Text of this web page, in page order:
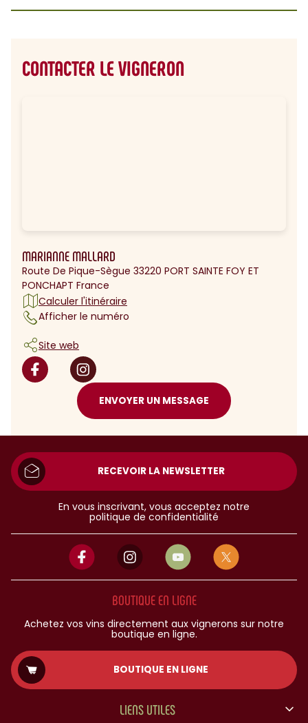
CONTACTER LE VIGNERON
MARIANNE MALLARD
Route De Pique-Sègue 33220 PORT SAINTE FOY ET
PONCHAPT France
Calculer l'itinéraire
Afficher le numéro
Site web
ENVOYER UN MESSAGE
RECEVOIR LA NEWSLETTER
En vous inscrivant, vous acceptez notre
politique de confidentialité
BOUTIQUE EN LIGNE
Achetez vos vins directement aux vignerons sur notre
boutique en ligne.
BOUTIQUE EN LIGNE
LIENS UTILES